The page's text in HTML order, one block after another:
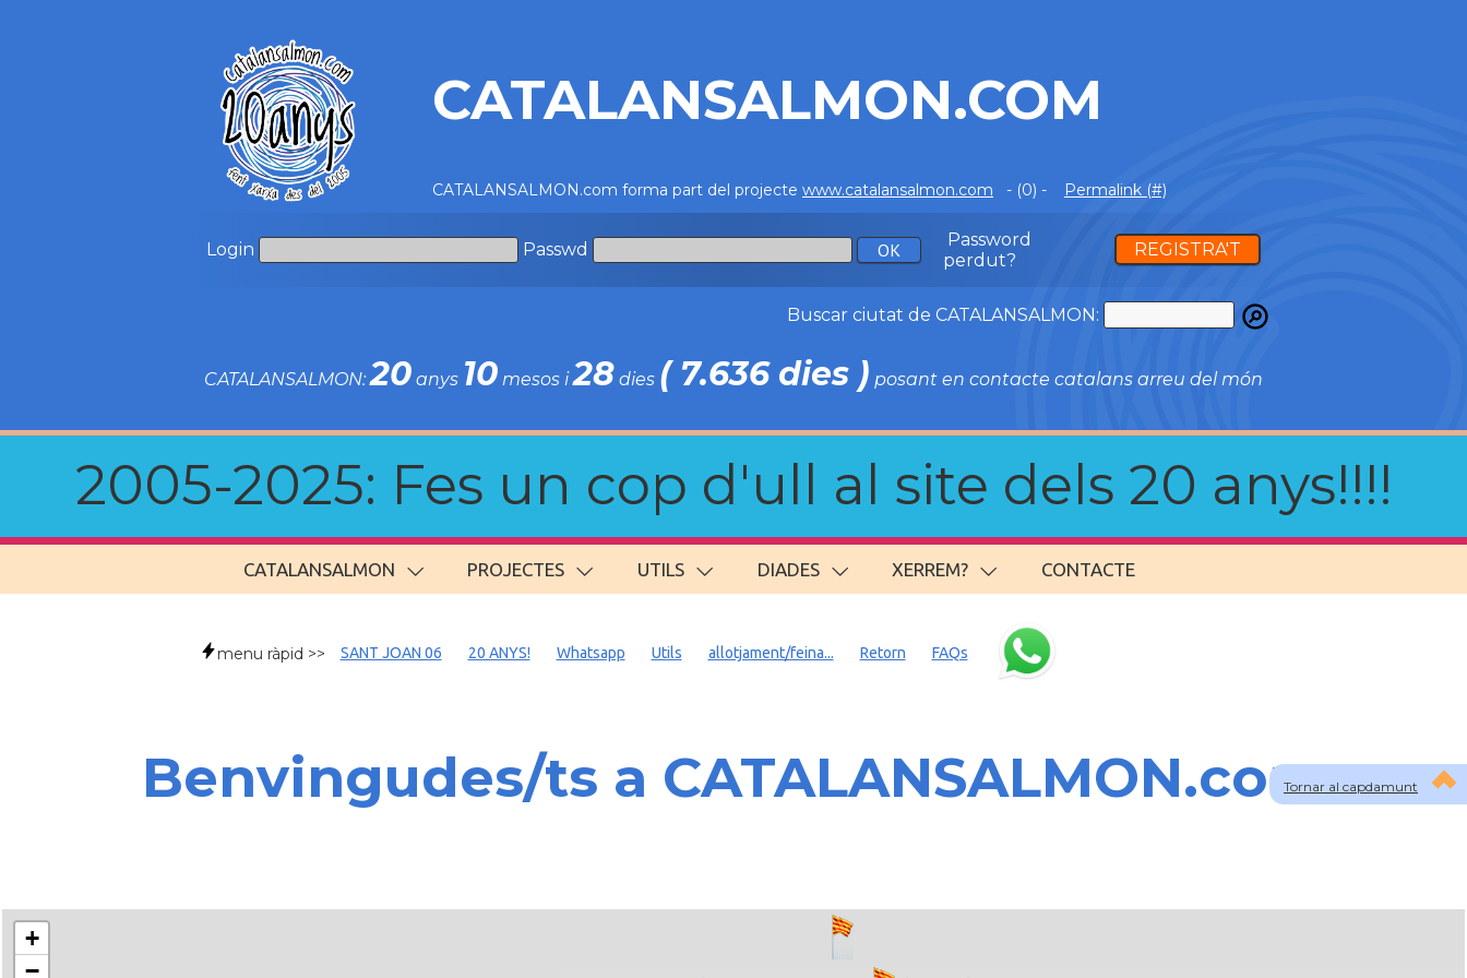
CATALANSALMON.COM
CATALANSALMON.com forma part del projecte www.catalansalmon.com - (0) - Permalink (#)
Login Passwd
Password
perdut?
REGISTRA'T
Buscar ciutat de CATALANSALMON:
CATALANSALMON:20 anys 10 mesos i28 dies ( 7.636 dies ) posant en contacte catalans arreu del món
2005-2025: Fes un cop d'ull al site dels 20 anys!!!!
CATALANSALMON PROJECTES UTILS DIADES XERREM? CONTACTE
Tornar al capdamunt
menu ràpid >> SANT JOAN 06 20 ANYS! Whatsapp Utils allotjament/feina... Retorn FAQs
Benvingudes/ts a CATALANSALMON.com
+
−